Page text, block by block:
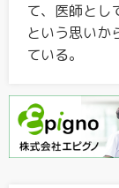
て、医師とし
という思いか
ている。